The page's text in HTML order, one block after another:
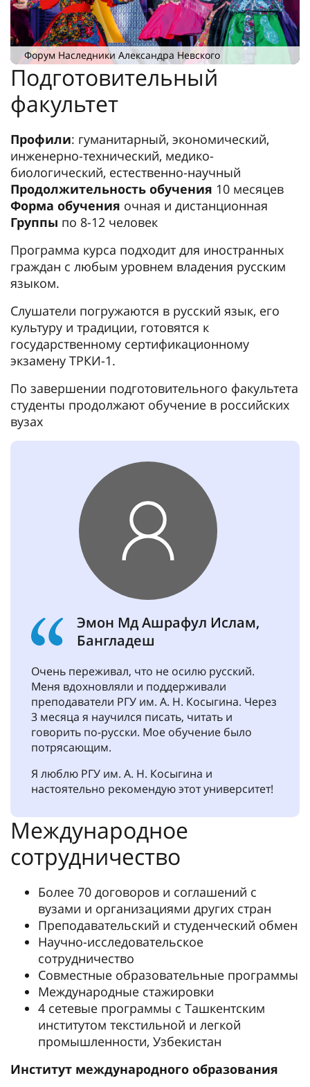
Форум Наследники Александра Невского
Подготовительный
факультет
Профили: гуманитарный, экономический,
инженерно-технический, медико-
биологический, естественно-научный
Продолжительность обучения 10 месяцев
Форма обучения очная и дистанционная
Группы по 8-12 человек
Программа курса подходит для иностранных
граждан с любым уровнем владения русским
языком.
Слушатели погружаются в русский язык, его
культуру и традиции, готовятся к
государственному сертификационному
экзамену ТРКИ-1.
По завершении подготовительного факультета
студенты продолжают обучение в российских
вузах
Эмон Мд Ашрафул Ислам,
Бангладеш
Очень переживал, что не осилю русский.
Меня вдохновляли и поддерживали
преподаватели РГУ им. А. Н. Косыгина. Через
3 месяца я научился писать, читать и
говорить по-русски. Мое обучение было
потрясающим.
Я люблю РГУ им. А. Н. Косыгина и
настоятельно рекомендую этот университет!
Международное
сотрудничество
Более 70 договоров и соглашений с
вузами и организациями других стран
Преподавательский и студенческий обмен
Научно-исследовательское
сотрудничество
Совместные образовательные программы
Международные стажировки
4 сетевые программы с Ташкентским
институтом текстильной и легкой
промышленности, Узбекистан
Институт международного образования